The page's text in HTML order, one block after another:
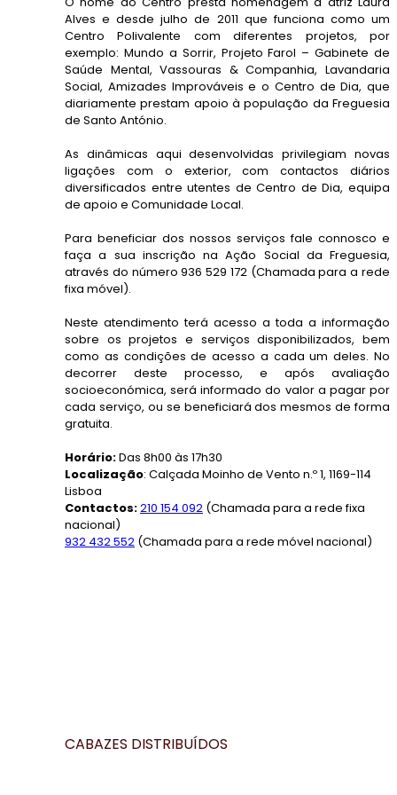
Alves e desde julho de 2011 que funciona como um
Centro Polivalente com diferentes projetos, por
exemplo: Mundo a Sorrir, Projeto Farol – Gabinete de
Saúde Mental, Vassouras & Companhia, Lavandaria
Social, Amizades Improváveis e o Centro de Dia, que
diariamente prestam apoio à população da Freguesia
de Santo António.
As dinâmicas aqui desenvolvidas privilegiam novas
ligações com o exterior, com contactos diários
diversificados entre utentes de Centro de Dia, equipa
de apoio e Comunidade Local.
Para beneficiar dos nossos serviços fale connosco e
faça a sua inscrição na Ação Social da Freguesia,
através do número 936 529 172 (Chamada para a rede
fixa móvel).
Neste atendimento terá acesso a toda a informação
sobre os projetos e serviços disponibilizados, bem
como as condições de acesso a cada um deles. No
decorrer deste processo, e após avaliação
socioeconómica, será informado do valor a pagar por
cada serviço, ou se beneficiará dos mesmos de forma
gratuita.
Horário:Das 8h00 às 17h30
Localização: Calçada Moinho de Vento n.º 1, 1169-114
Lisboa
Contactos:210 154 092 (Chamada para a rede fixa
nacional)
932 432552 (Chamada para a rede móvel nacional)
CABAZES DISTRIBUÍDOS